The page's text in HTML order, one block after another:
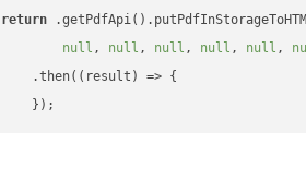
return
null , null , null , null , null ,
    .then(
( result ) => {